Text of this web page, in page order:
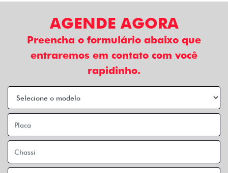
AGENDE AGORA
Preencha o formulário abaixo que
entraremos em contato com você
rapidinho.